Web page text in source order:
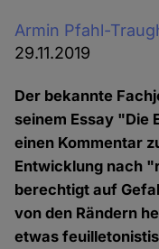
Armin Pfahl-
29.11.2019
Der bekannte
seinem Essay "Die
einen Kommentar
Entwicklung nach
berechtigt auf
von den Rändern
etwas